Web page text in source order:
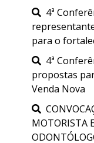
4ª
para o
4ª
propostas
Venda Nova
MOTORISTA